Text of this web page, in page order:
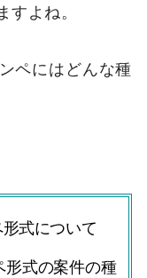
すよね。
ペにはどんな種
式について
形式の案件の種